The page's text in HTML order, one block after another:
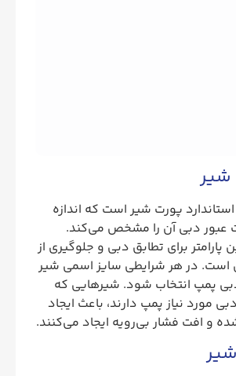
شیر
پورت شیر است که اندازه
عبور دبی آن را مشخص می‌کند.
برای تطابق دبی و جلوگیری از
است. در هر شرایطی سایز اسمی شیر
پمپ انتخاب شود. شیرهایی که
مورد نیاز پمپ دارند، باعث ایجاد
و افت فشار بی‌رویه ایجاد می‌کنند.